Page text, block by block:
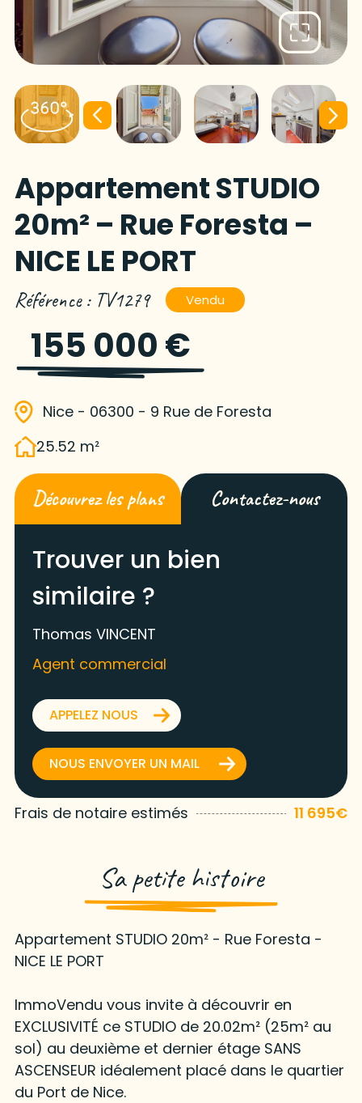
Appartement STUDIO
20m² – Rue Foresta –
NICE LE PORT
Référence : TV1279 Vendu
155 000 €
Nice - 06300 - 9 Rue de Foresta
25.52 m²
Découvrez les plans Contactez-nous
Trouver un bien
similaire ?
Thomas VINCENT
Agent commercial
APPELEZ NOUS
NOUS ENVOYER UN MAIL
Frais de notaire estimés 11 695€
Sa petite histoire
Appartement STUDIO 20m² - Rue Foresta -
NICE LE PORT
ImmoVendu vous invite à découvrir en
EXCLUSIVITÉ ce STUDIO de 20.02m² (25m² au
sol) au deuxième et dernier étage SANS
ASCENSEUR idéalement placé dans le quartier
du Port de Nice.